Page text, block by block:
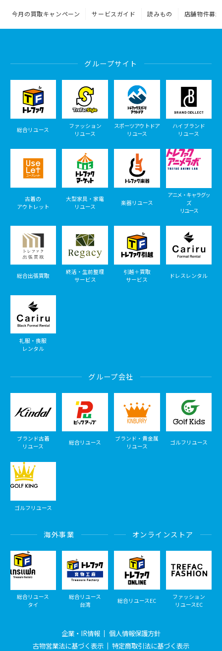
今月の買取キャンペーン サービスガイド 読みもの 店舗物件募集
グループサイト
総合リユース
ファッション
リユース
スポーツアウトドア
リユース
ハイブランド
リユース
古着の
アウトレット
大型家具・家電
リユース
楽器リユース
アニメ・キャラグッ
ズ
リユース
総合出張買取
終活・生前整理
サービス
引越＋買取
サービス
ドレスレンタル
礼服・喪服
レンタル
グループ会社
ブランド古着
リユース
総合リユース
ブランド・貴金属
リユース
ゴルフリユース
ゴルフリユース
海外事業
総合リユース
タイ
総合リユース
台湾
オンラインストア
総合リユースEC
ファッション
リユースEC
企業・IR情報
個人情報保護方針
古物営業法に基づく表示
特定商取引法に基づく表示